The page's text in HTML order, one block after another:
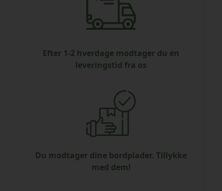
Efter 1-2 hverdage modtager du en
leveringstid fra os
Du modtager dine bordplader. Tillykke
med dem!